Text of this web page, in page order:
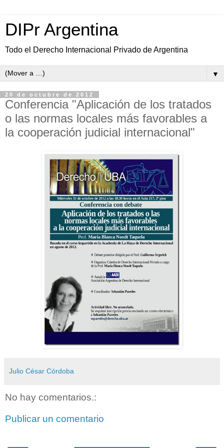
DIPr Argentina
Todo el Derecho Internacional Privado de Argentina
▼
20 de octubre de 2012
Conferencia "Aplicación de los tratados
o las normas locales más favorables a
la cooperación judicial internacional"
Julio César Córdoba
No hay comentarios.:
Publicar un comentario